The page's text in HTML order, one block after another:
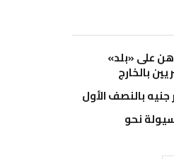
على «بلد»
بالخارج
نحو